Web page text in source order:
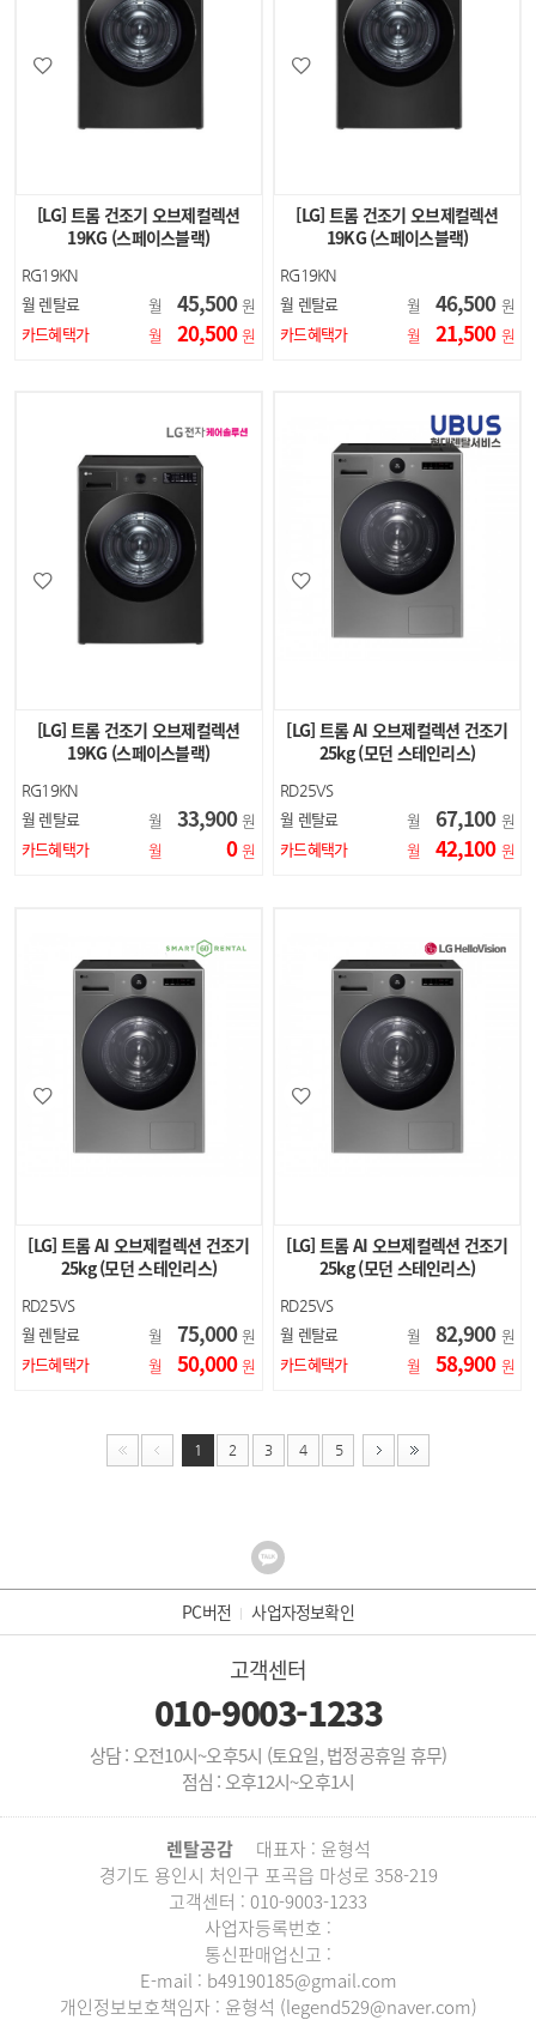
[LG] 트롬 건조기 오브제컬렉션
19KG (스페이스블랙)
RG19KN
월 렌탈료 월 45,500 원
카드혜택가
월 20,500 원
[LG] 트롬 건조기 오브제컬렉션
19KG (스페이스블랙)
RG19KN
월 렌탈료 월 46,500 원
카드혜택가
월 21,500 원
[LG] 트롬 건조기 오브제컬렉션
19KG (스페이스블랙)
RG19KN
월 렌탈료 월 33,900 원
카드혜택가
월 0 원
[LG] 트롬 AI 오브제컬렉션 건조기
25kg (모던 스테인리스)
RD25VS
월 렌탈료 월 67,100 원
카드혜택가
월 42,100 원
[LG] 트롬 AI 오브제컬렉션 건조기
25kg (모던 스테인리스)
RD25VS
월 렌탈료 월 75,000 원
카드혜택가
월 50,000 원
[LG] 트롬 AI 오브제컬렉션 건조기
25kg (모던 스테인리스)
RD25VS
월 렌탈료 월 82,900 원
카드혜택가
월 58,900 원
1 2 3 4 5
PC버전 사업자정보확인
고객센터
010-9003-1233
상담 : 오전10시~오후5시 (토요일, 법정공휴일 휴무)
점심 : 오후12시~오후1시
렌탈공감
대표자 : 윤형석
경기도 용인시 처인구 포곡읍 마성로 358-219
고객센터 : 010-9003-1233
사업자등록번호 :
통신판매업신고 :
E-mail : b49190185@gmail.com
개인정보보호책임자 : 윤형석 (legend529@naver.com)